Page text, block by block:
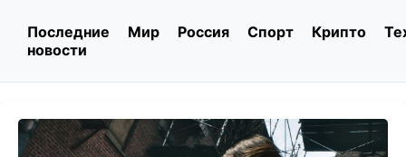
Последние
новости
Мир Россия Спорт Крипто